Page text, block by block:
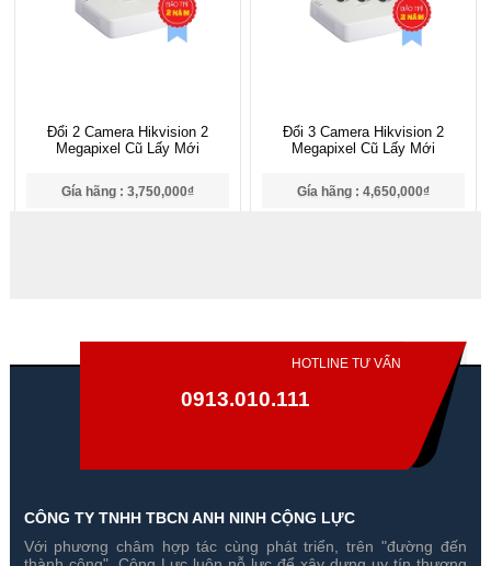
Đổi 2 Camera Hikvision 2
Megapixel Cũ Lấy Mới
Gía hãng : 3,750,000₫
Đổi 3 Camera Hikvision 2
Megapixel Cũ Lấy Mới
Gía hãng : 4,650,000₫
Đổi 4 Camera Hikvision 2
Đổi 5 Camera Hikvision 2
HOTLINE TƯ VẤN
0913.010.111
CÔNG TY TNHH TBCN ANH NINH CỘNG LỰC
Với phương châm hợp tác cùng phát triển, trên "đường đến